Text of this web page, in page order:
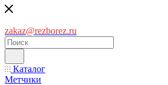
zakaz@rezborez.ru
Каталог
Метчики